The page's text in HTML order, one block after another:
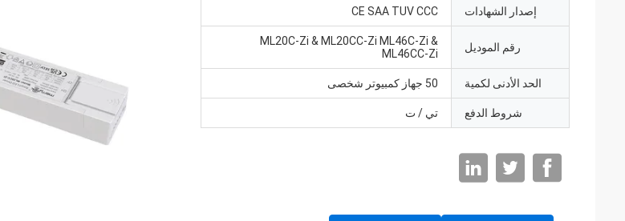
إصدار الشهادات CE SAA TUV CCC
رقم الموديل
ML20C-Zi & ML20CC-Zi ML46C-Zi &
ML46CC-Zi
الحد الأدنى لكمية 50 جهاز كمبيوتر شخصى
شروط الدفع تي / ت